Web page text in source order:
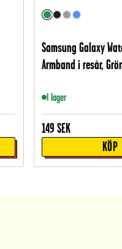
Samsung Galaxy
Armband i resår,
I lager
149 SEK
KÖP